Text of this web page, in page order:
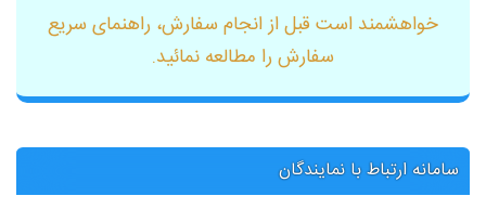
خواهشمند است قبل از انجام سفارش، راهنمای سریع
سفارش را مطالعه نمائید.
سامانه ارتباط با نمایندگان